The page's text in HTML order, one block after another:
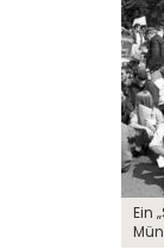
Ein